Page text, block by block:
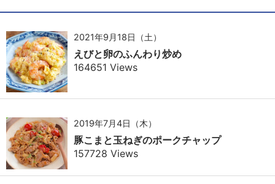
2021年9月18日（土）
えびと卵のふんわり炒め
164651 Views
2019年7月4日（木）
豚こまと玉ねぎのポークチャップ
157728 Views